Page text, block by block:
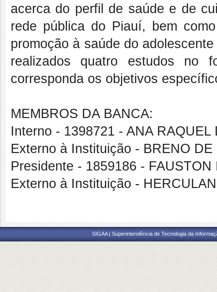
acerca do perfil de saúde e de
rede pública do Piauí, bem
promoção à saúde do
realizados quatro estudos no
corresponda os objetivos
MEMBROS DA BANCA:
Interno - 1398721 - ANA RAQUEL
Externo à Instituição - BRENO
Presidente - 1859186 - FAUSTON
Externo à Instituição -
SIGAA | Superintendência de Tecnologia da